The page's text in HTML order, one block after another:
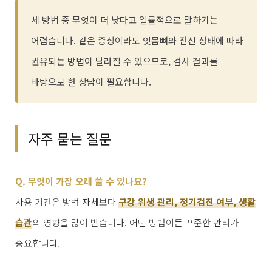
세 방법 중 무엇이 더 낫다고 일률적으로 말하기는
어렵습니다. 같은 증상이라도 잇몸뼈와 전신 상태에 따라
권유되는 방법이 달라질 수 있으므로, 검사 결과를
바탕으로 한 상담이 필요합니다.
자주 묻는 질문
Q. 무엇이 가장 오래 쓸 수 있나요?
사용 기간은 방법 자체보다구강 위생 관리, 정기검진 여부, 생활
습관의 영향을 많이 받습니다. 어떤 방법이든 꾸준한 관리가
중요합니다.